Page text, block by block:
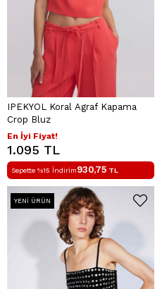
IPEKYOL Koral Agraf Kapama
Crop Bluz
En İyi Fiyat!
1.095 TL
Sepette %15 İndirim930,75 TL
YENI ÜRÜN